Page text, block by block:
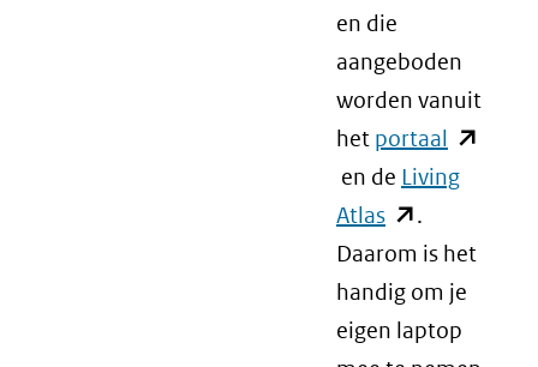
en die
aangeboden
worden vanuit
het portaal (opent
in
venster)
(verwijst
naar
en de Living
Atlas(opent
in
nieuw
venster)
.
Daarom is het
handig om je
eigen laptop